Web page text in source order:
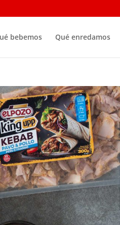
bebemos Qué enredamos